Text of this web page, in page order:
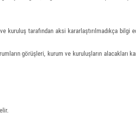
tarafından aksi kararlaştırılmadıkça bilgi
görüşleri, kurum ve kuruluşların alacakları